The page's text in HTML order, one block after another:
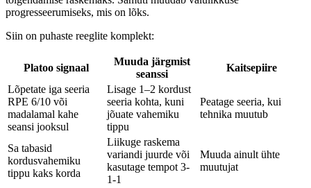
progresseerumiseks, mis on lõks.
Siin on puhaste reeglite komplekt:
Platoo signaal
Muuda järgmist
seanssi
Kaitsepiire
Lõpetate iga seeria
RPE 6/10 või
madalamal kahe
seansi jooksul
Lisage 1–2 kordust
seeria kohta, kuni
jõuate vahemiku
tippu
Peatage seeria, kui
tehnika muutub
Sa tabasid
kordusvahemiku
tippu kaks korda
Liikuge raskema
variandi juurde või
kasutage tempot 3-
1-1
Muuda ainult ühte
muutujat